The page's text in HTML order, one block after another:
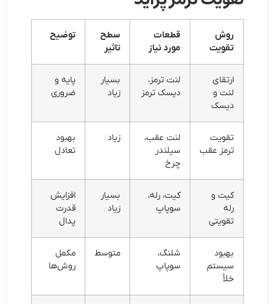
روش
تقویت
قطعات
مورد نیاز
سطح
تاثیر
توضیح
ارتقای
لنت و
دیسک
لنت ترمز،
دیسک ترمز
بسیار
زیاد
پایه و
ضروری
تقویت
ترمز عقب
لنت عقب،
سیلندر
چرخ
زیاد
بهبود
تعادل
کیت و
رله
تقویتی
کیت، رله،
سوپاپ
بسیار
زیاد
افزایش
قدرت
پدال
بهبود
سیستم
خلأ
شلنگ،
سوپاپ
متوسط
مکمل
روش‌ها